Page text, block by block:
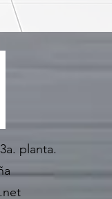
planta.